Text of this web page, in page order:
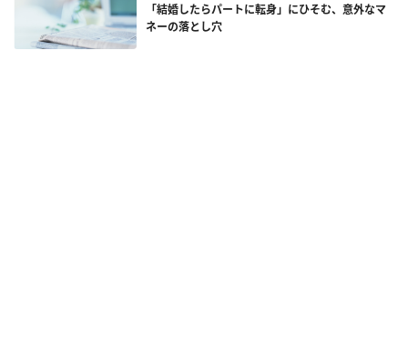
「結婚したらパートに転身」にひそむ、意外なマ
ネーの落とし穴